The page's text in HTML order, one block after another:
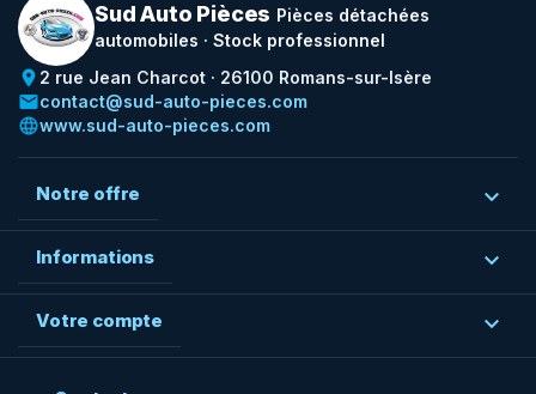
Sud Auto Pièces Pièces détachées
automobiles · Stock professionnel
place 2 rue Jean Charcot · 26100 Romans-sur-Isère
emailcontact@sud-auto-pieces.com
languagewww.sud-auto-pieces.com
Notre offre 
Informations 
Votre compte 